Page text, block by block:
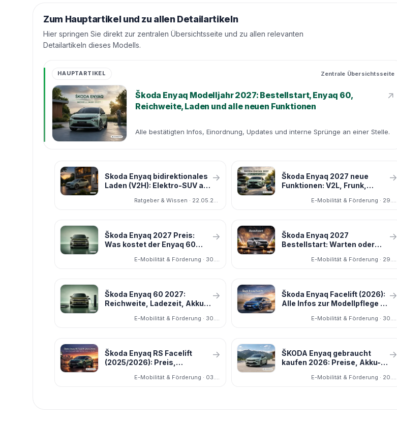
Zum Hauptartikel und zu allen Detailartikeln
Hier springen Sie direkt zur zentralen Übersichtsseite und zu allen relevanten
Detailartikeln dieses Modells.
HAUPTARTIKEL Zentrale Übersichtsseite
Škoda Enyaq Modelljahr 2027: Bestellstart, Enyaq 60,
Reichweite, Laden und alle neuen Funktionen
↗
Alle bestätigten Infos, Einordnung, Updates und interne Sprünge an einer Stelle.
Skoda Enyaq bidirektionales
Laden (V2H): Elektro-SUV als
→
Škoda Enyaq 2027 neue
Funktionen: V2L, Frunk,
— was wirklich wichtig ist
→
Škoda Enyaq 2027 Preis:
Was kostet der Enyaq 60
das neue Modelljahr?
→
E-Mobilität & Förderung · 30.03.2026
Škoda Enyaq 2027
Bestellstart: Warten oder
wirklich sinnvoll ist
→
E-Mobilität & Förderung · 29.03.2026
Škoda Enyaq 60 2027:
Reichweite, Ladezeit, Akku –
für viele die wichtigste wird
→
E-Mobilität & Förderung · 30.03.2026
Škoda Enyaq Facelift (2026):
Alle Infos zur Modellpflege –
Unterschiede & Kauf-Check
→
E-Mobilität & Förderung · 30.01.2026
Škoda Enyaq RS Facelift
(2025/2026): Preis,
alle Infos & Unterschiede zu
→
E-Mobilität & Förderung · 03.02.2026
ŠKODA Enyaq gebraucht
kaufen 2026: Preise, Akku-
→
E-Mobilität & Förderung · 20.06.2026